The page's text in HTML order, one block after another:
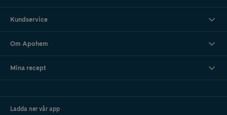
Kundservice
Om Apohem
Mina recept
Ladda ner vår app